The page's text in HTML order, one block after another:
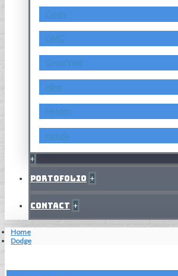
Geely
GMC
GreatWall
Hino
Holden
Honda
+
Portofolio +
Contact +
Home
Dodge